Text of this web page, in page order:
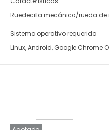
Ruedecilla mecánica/rueda de
Sistema operativo requerido
Linux, Android, Google Chrome